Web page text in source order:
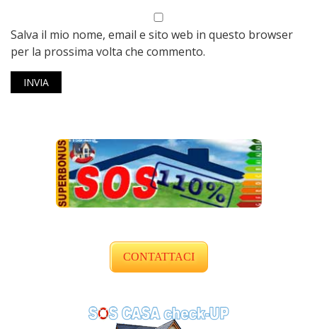
Salva il mio nome, email e sito web in questo browser
per la prossima volta che commento.
CONTATTACI